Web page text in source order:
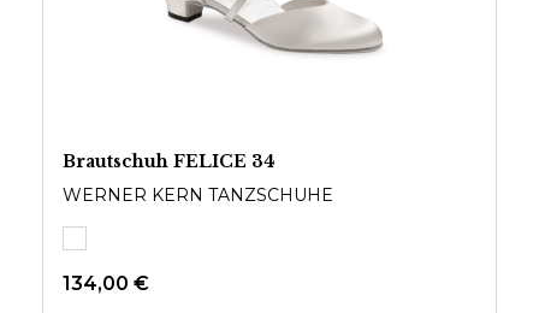
Brautschuh FELICE 34
WERNER KERN TANZSCHUHE
134,00 €